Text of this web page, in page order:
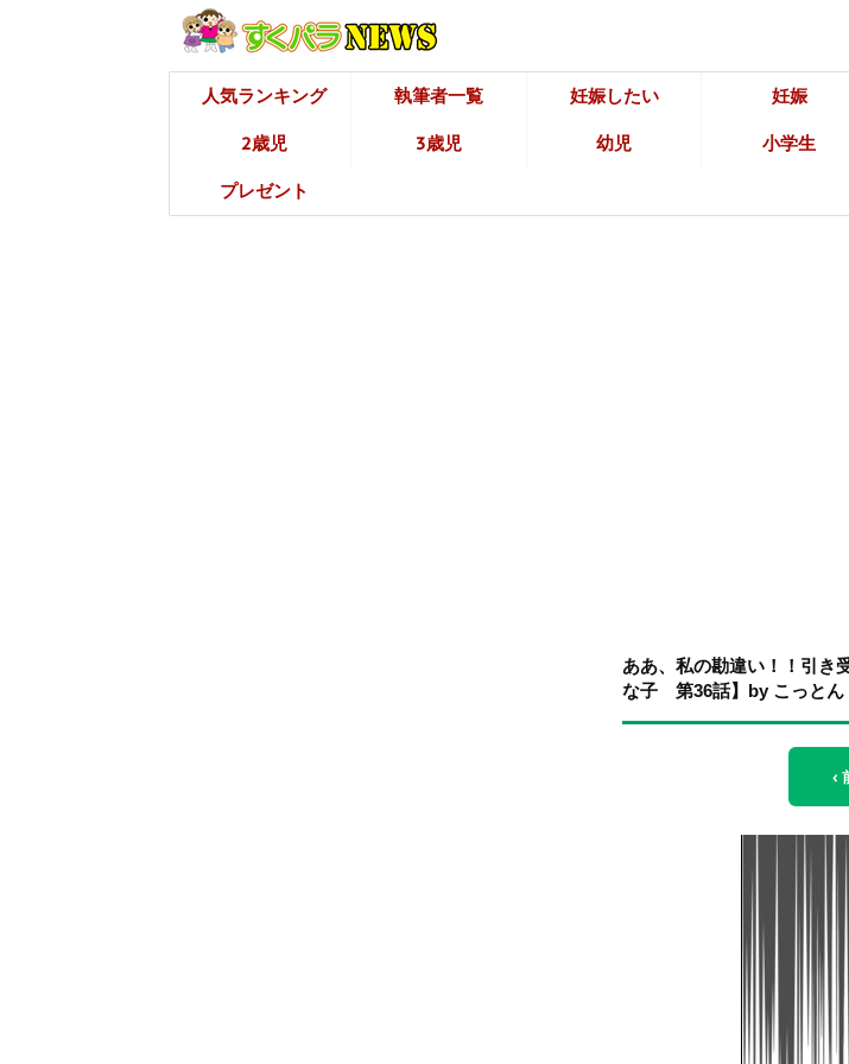
人気ランキング 執筆者一覧 妊娠したい 妊娠
2歳児 3歳児 幼児 小学生
プレゼント
ああ、私の勘違い！！引き
な子 第36話】by こっとん
‹